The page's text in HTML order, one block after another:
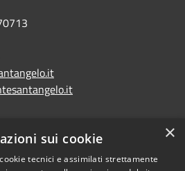
TelegramWhatsapp ×
sui cookie
tecnici e assimilati strettamente